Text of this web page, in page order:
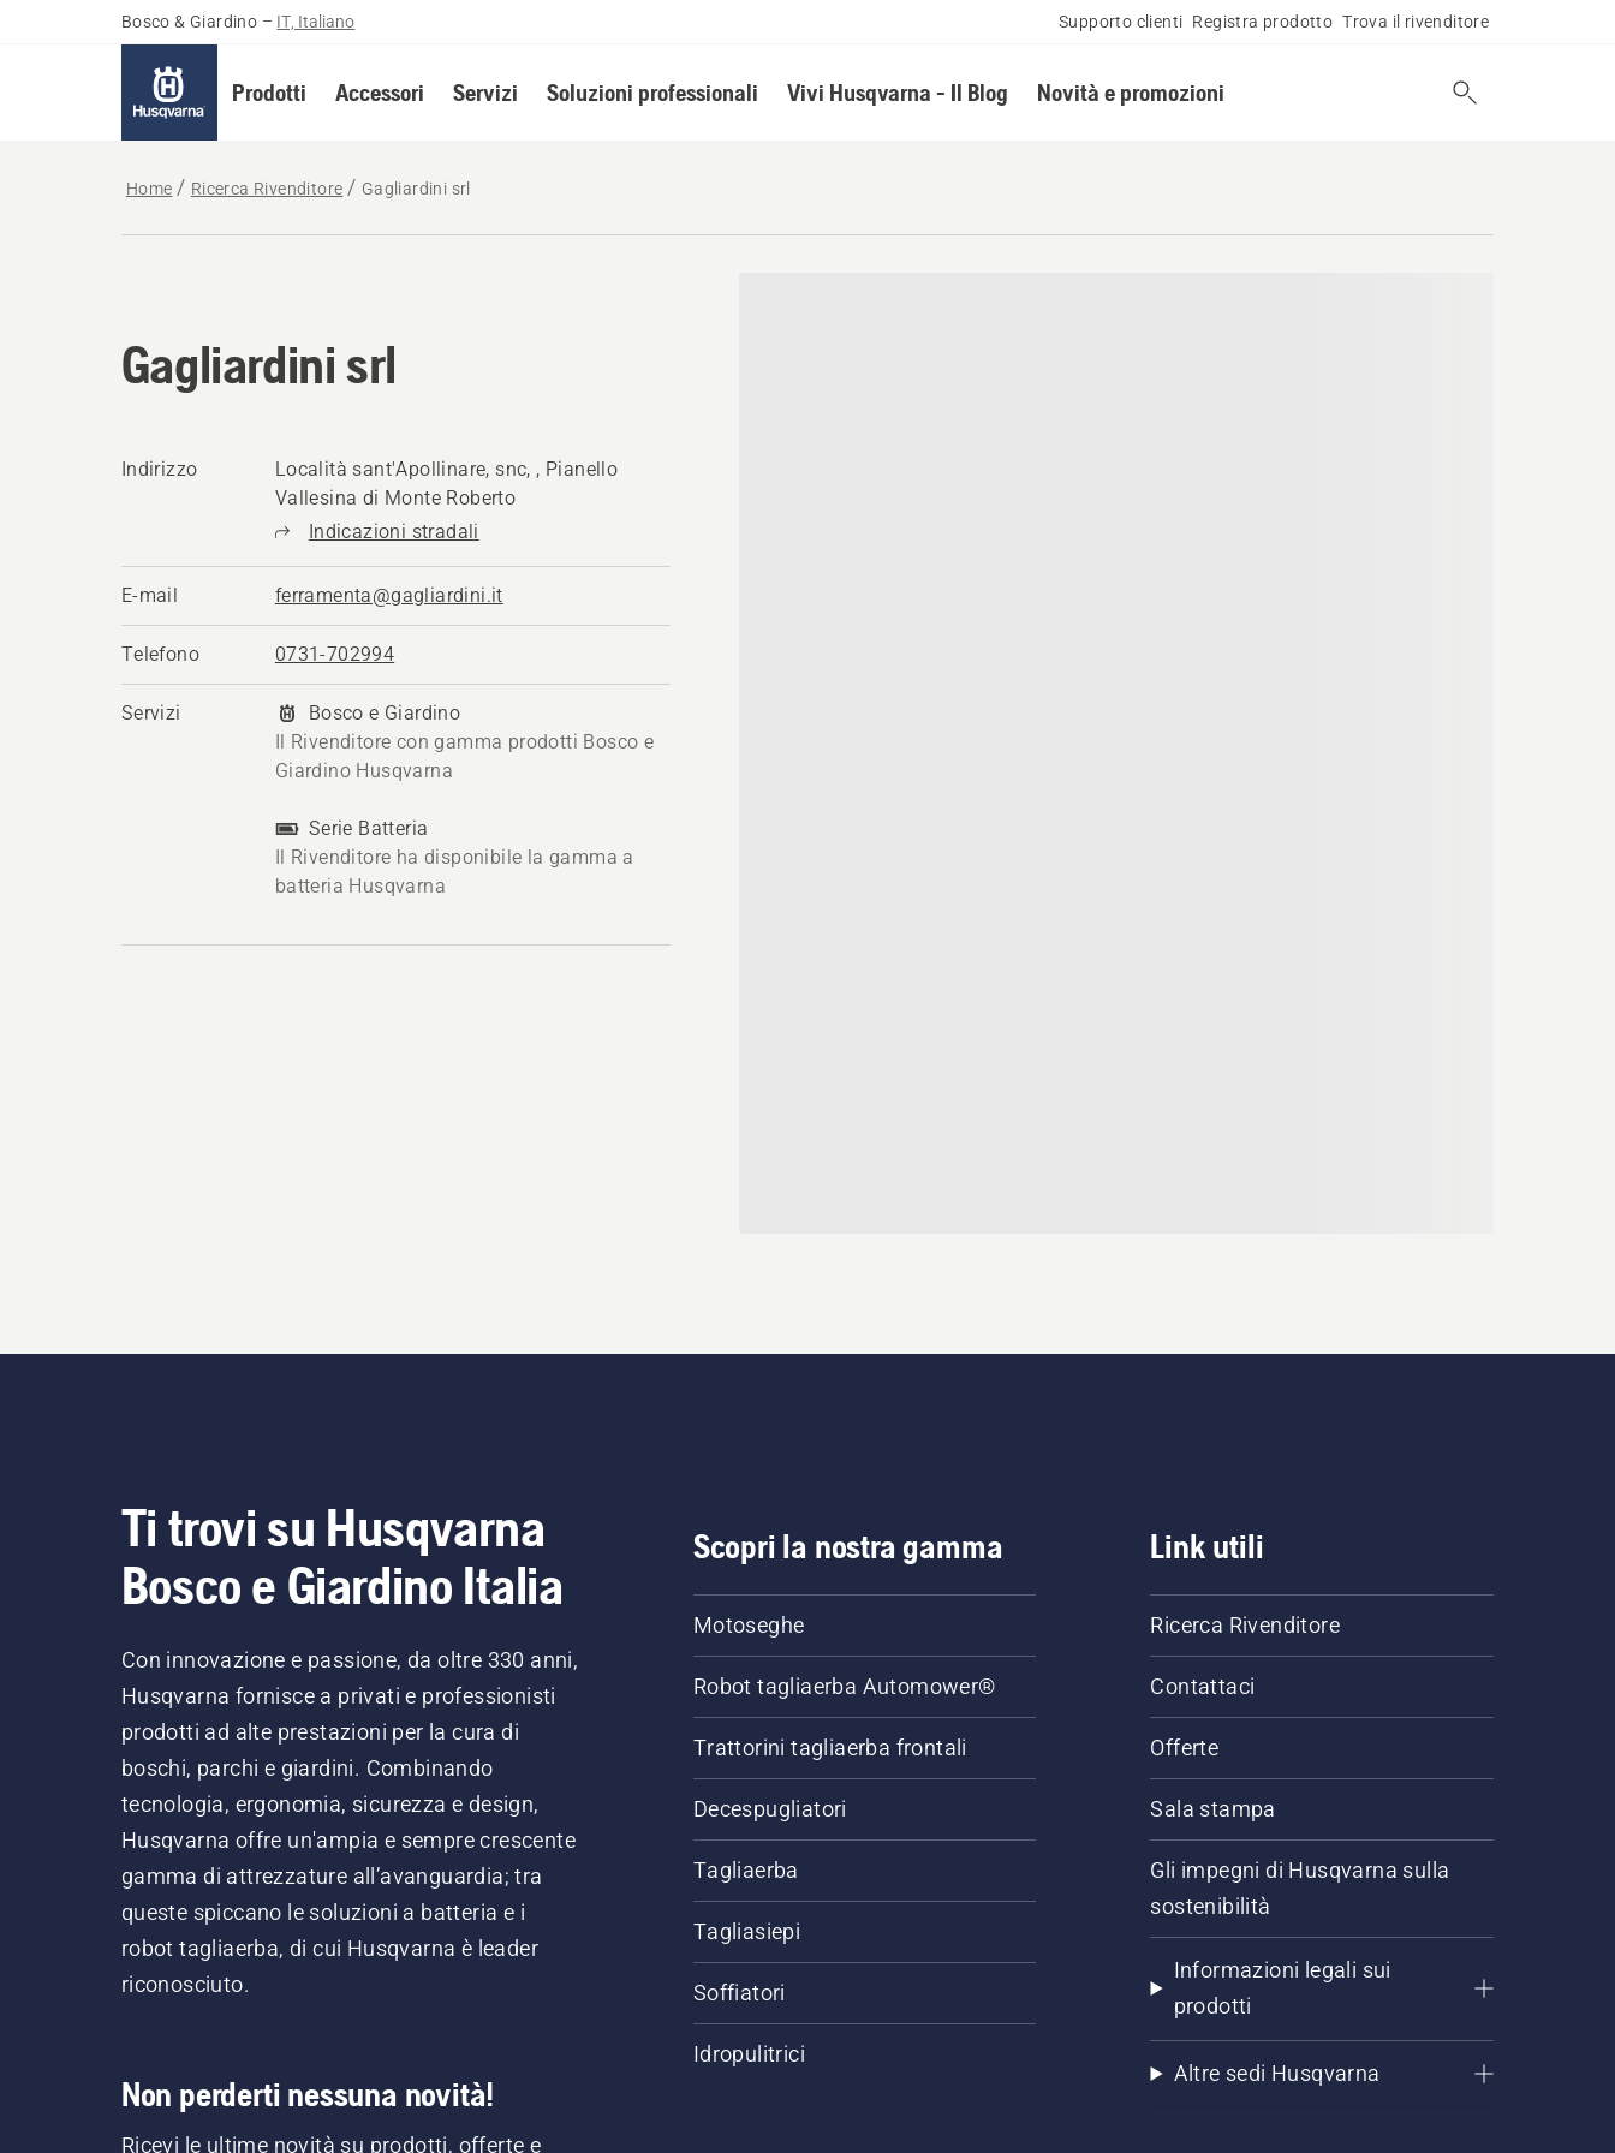
Bosco & Giardino – IT, Italiano Supporto clienti Registra prodotto Trova il rivenditore
Prodotti Accessori Servizi Soluzioni professionali Vivi Husqvarna - Il Blog Novità e promozioni
Home Ricerca Rivenditore Gagliardini srl
Gagliardini srl
Indirizzo
Località sant'Apollinare, snc, , Pianello
Vallesina di Monte Roberto
Indicazioni stradali
E-mail ferramenta@gagliardini.it
Telefono 0731-702994
Servizi
Bosco e Giardino
Il Rivenditore con gamma prodotti Bosco e
Giardino Husqvarna
Serie Batteria
Il Rivenditore ha disponibile la gamma a
batteria Husqvarna
Ti trovi su Husqvarna
Bosco e Giardino Italia
Con innovazione e passione, da oltre 330 anni,
Husqvarna fornisce a privati e professionisti
prodotti ad alte prestazioni per la cura di
boschi, parchi e giardini. Combinando
tecnologia, ergonomia, sicurezza e design,
Husqvarna offre un'ampia e sempre crescente
gamma di attrezzature all’avanguardia; tra
queste spiccano le soluzioni a batteria e i
robot tagliaerba, di cui Husqvarna è leader
riconosciuto.
Non perderti nessuna novità!
Ricevi le ultime novità su prodotti, offerte e
Scopri la nostra gamma
Motoseghe
Robot tagliaerba Automower®
Trattorini tagliaerba frontali
Decespugliatori
Tagliaerba
Tagliasiepi
Soffiatori
Idropulitrici
Link utili
Ricerca Rivenditore
Contattaci
Offerte
Sala stampa
Gli impegni di Husqvarna sulla
sostenibilità
Informazioni legali sui
prodotti
Altre sedi Husqvarna